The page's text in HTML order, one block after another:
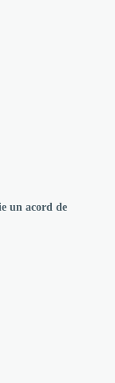
un acord de